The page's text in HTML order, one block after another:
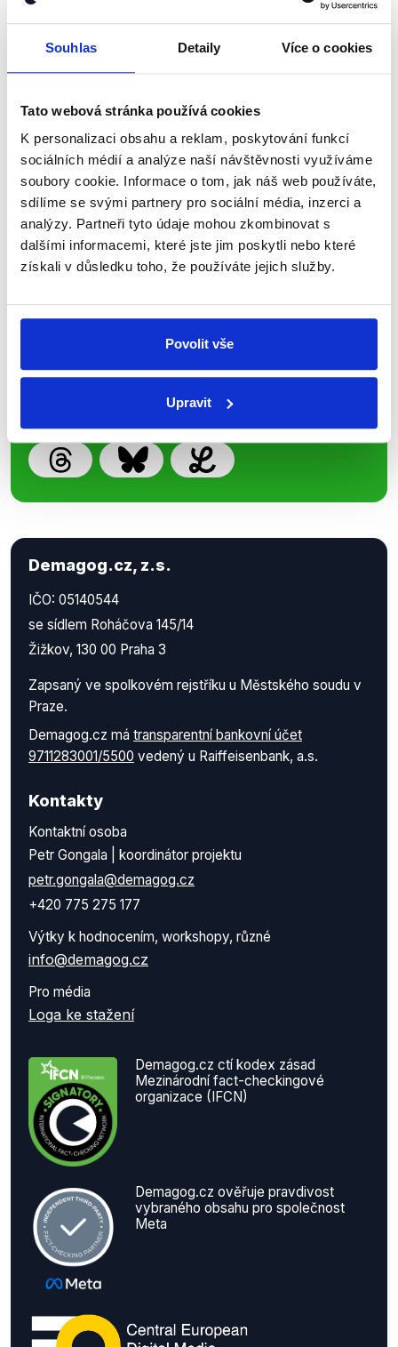
Souhlas Detaily Více o cookies
Tato webová stránka používá cookies
K personalizaci obsahu a reklam, poskytování funkcí
sociálních médií a analýze naší návštěvnosti využíváme
soubory cookie. Informace o tom, jak náš web používáte,
sdílíme se svými partnery pro sociální média, inzerci a
analýzy. Partneři tyto údaje mohou zkombinovat s
dalšími informacemi, které jste jim poskytli nebo které
získali v důsledku toho, že používáte jejich služby.
Povolit vše
Upravit
shrnutí nejzajímavějších článků a analýz.
Začněte nás odebírat, a mějte tak
přehled o tom, jaké dezinformace a
nepravdy se zrovna v Česku šíří.
Newsletter WhatsApp
Sociální sítě
z Demagog.cz. Sdílením našich
příspěvků přátelům podpoříte naši
práci.
Demagog.cz, z.s.
IČO: 05140544
se sídlem Roháčova 145/14
Žižkov, 130 00 Praha 3
Zapsaný ve spolkovém rejstříku u Městského soudu v
Praze.
Demagog.cz má transparentní bankovní účet
9711283001/5500 vedený u Raiffeisenbank, a.s.
Kontakty
Kontaktní osoba
Petr Gongala | koordinátor projektu
petr.gongala@demagog.cz
+420 775 275 177
Výtky k hodnocením, workshopy, různé
info@demagog.cz
Pro média
Loga ke stažení
Demagog.cz ctí kodex zásad
Mezinárodní fact-checkingové
organizace (IFCN)
Demagog.cz ověřuje pravdivost
vybraného obsahu pro společnost
Meta